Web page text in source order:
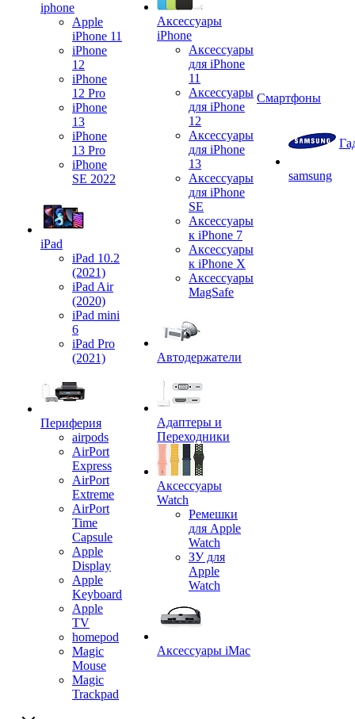
iphone
Apple
iPhone 11
iPhone
12
iPhone
12 Pro
iPhone
13
iPhone
13 Pro
iPhone
SE 2022
iPad
iPad 10.2
(2021)
iPad Air
(2020)
iPad mini
6
iPad Pro
(2021)
Периферия
airpods
AirPort
Express
AirPort
Extreme
AirPort
Time
Capsule
Apple
Display
Apple
Keyboard
Apple
TV
homepod
Magic
Mouse
Magic
Trackpad
Аксессуары
iPhone
Аксессуары
для iPhone
11
Аксессуары
для iPhone
12
Аксессуары
для iPhone
13
Аксессуары
для iPhone
SE
Аксессуары
к iPhone 7
Аксессуары
к iPhone X
Аксессуары
MagSafe
Автодержатели
Адаптеры и
Переходники
Аксессуары
Watch
Ремешки
для Apple
Watch
ЗУ для
Apple
Watch
Аксессуары iMac
Смартфоны
samsung